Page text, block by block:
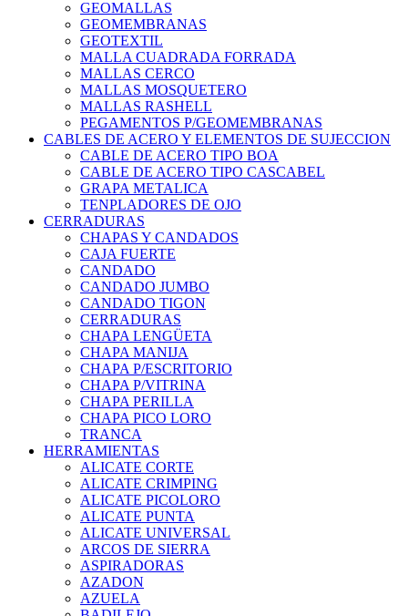
GEOMALLAS
GEOMEMBRANAS
GEOTEXTIL
MALLA CUADRADA FORRADA
MALLAS CERCO
MALLAS MOSQUETERO
MALLAS RASHELL
PEGAMENTOS P/GEOMEMBRANAS
CABLES DE ACERO Y ELEMENTOS DE SUJECCION
CABLE DE ACERO TIPO BOA
CABLE DE ACERO TIPO CASCABEL
GRAPA METALICA
TENPLADORES DE OJO
CERRADURAS
CHAPAS Y CANDADOS
CAJA FUERTE
CANDADO
CANDADO JUMBO
CANDADO TIGON
CERRADURAS
CHAPA LENGÜETA
CHAPA MANIJA
CHAPA P/ESCRITORIO
CHAPA P/VITRINA
CHAPA PERILLA
CHAPA PICO LORO
TRANCA
HERRAMIENTAS
ALICATE CORTE
ALICATE CRIMPING
ALICATE PICOLORO
ALICATE PUNTA
ALICATE UNIVERSAL
ARCOS DE SIERRA
ASPIRADORAS
AZADON
AZUELA